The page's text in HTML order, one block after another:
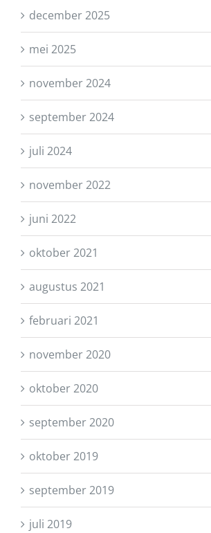
december 2025
mei 2025
november 2024
september 2024
juli 2024
november 2022
juni 2022
oktober 2021
augustus 2021
februari 2021
november 2020
oktober 2020
september 2020
oktober 2019
september 2019
juli 2019